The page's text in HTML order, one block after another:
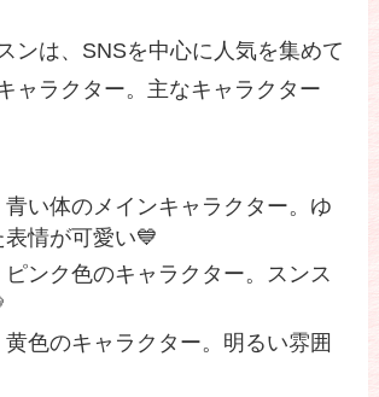
ンは、SNSを中心に人気を集めて
ャラクター。主なキャラクター
青い体のメインキャラクター。ゆ
表情が可愛い💙
ピンク色のキャラクター。スンス
黄色のキャラクター。明るい雰囲